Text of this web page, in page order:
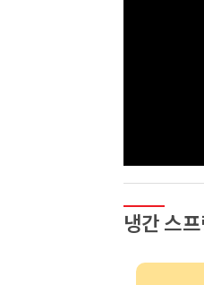
냉간 스